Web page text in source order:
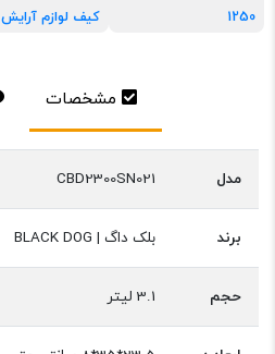
1250 کیف لوازم آرایش
مشخصات
مدل CBD2300SN021
برند بلک داگ | BLACK DOG
حجم 3.1 لیتر